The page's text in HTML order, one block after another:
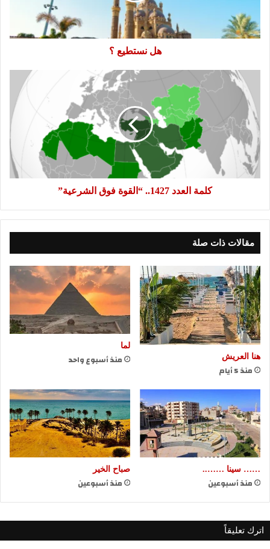
هل نستطيع ؟
كلمة
العدد
“القوة
فوق
الشرعية”
كلمة العدد 1427.. “القوة فوق الشرعية”
مقالات ذات صلة
هنا العريش
منذ 5 أيام
لما
منذ أسبوع واحد
…… سينا ……..
منذ أسبوعين
صباح الخير
منذ أسبوعين
اترك تعليقاً